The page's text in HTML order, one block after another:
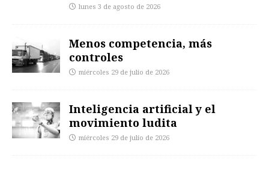
lunes 3 de agosto de 2026
Menos competencia, más
controles
miércoles 29 de julio de 2026
Inteligencia artificial y el
movimiento ludita
miércoles 29 de julio de 2026